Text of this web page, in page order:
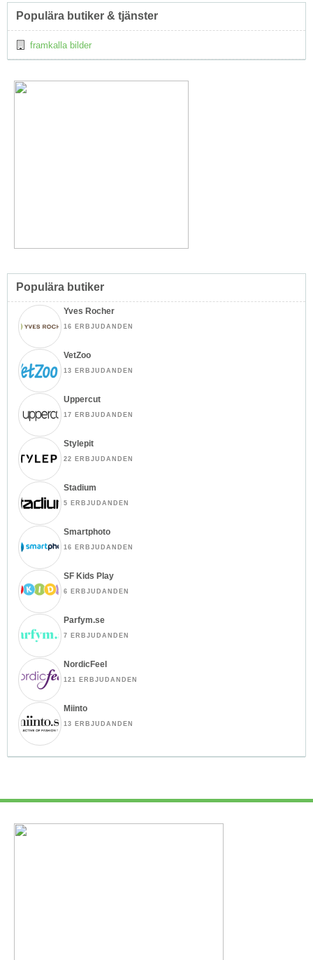
Topp
Populära butiker & tjänster
framkalla bilder
Populära butiker
Yves Rocher
16 ERBJUDANDEN
VetZoo
13 ERBJUDANDEN
Uppercut
17 ERBJUDANDEN
Stylepit
22 ERBJUDANDEN
Stadium
5 ERBJUDANDEN
Smartphoto
16 ERBJUDANDEN
SF Kids Play
6 ERBJUDANDEN
Parfym.se
7 ERBJUDANDEN
NordicFeel
121 ERBJUDANDEN
Miinto
13 ERBJUDANDEN